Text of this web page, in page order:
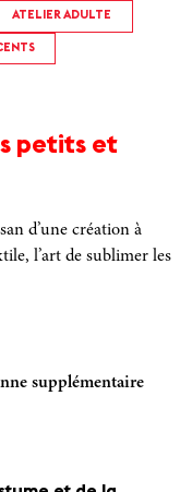
ATELIER ADULTE
petits et
d’une création à
l’art de sublimer les
supplémentaire